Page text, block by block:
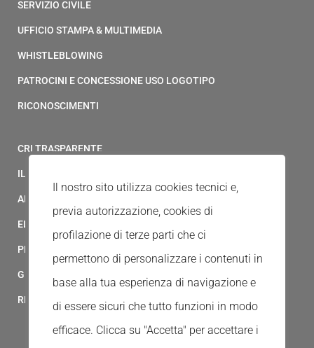
SERVIZIO CIVILE
UFFICIO STAMPA & MULTIMEDIA
WHISTLEBLOWING
PATROCINI E CONCESSIONE USO LOGOTIPO
RICONOSCIMENTI
CRI TRASPARENTE
IL MODELLO 231 DELLA CROCE ROSSA ITALIANA
ALBO FORNITORI
ELENCO AVVOCATI
PRIVACY
GESTIONALE GAIA
RED CLOUD
Il nostro sito utilizza cookies tecnici e,
previa autorizzazione, cookies di
profilazione di terze parti che ci
permettono di personalizzare i contenuti in
base alla tua esperienza di navigazione e
di essere sicuri che tutto funzioni in modo
efficace. Clicca su "Accetta" per accettare i